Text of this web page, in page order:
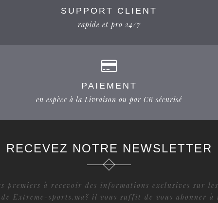
SUPPORT CLIENT
rapide et pro 24/7
PAIEMENT
en espèce à la Livraison ou par CB sécurisé
RECEVEZ NOTRE NEWSLETTER
premiers à recevoir des informations exclusives sur
de Extreme-sports.ma? il vous suffit de vous abonner